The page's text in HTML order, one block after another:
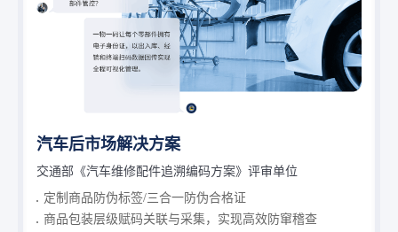
汽车后市场解决方案
交通部《汽车维修配件追溯编码方案》评审单位
定制商品防伪标签/三合一防伪合格证
商品包装层级赋码关联与采集，实现高效防窜稽查